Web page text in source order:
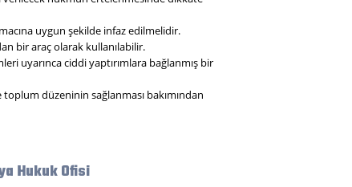
uygun şekilde infaz edilmelidir.
bir araç olarak kullanılabilir.
uyarınca ciddi yaptırımlara bağlanmış bir
düzeninin sağlanması bakımından
Hukuk Ofisi